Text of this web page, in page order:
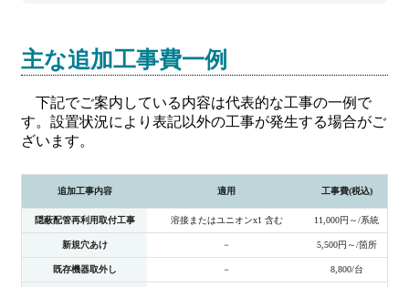
主な追加工事費一例
下記でご案内している内容は代表的な工事の一例で
す。設置状況により表記以外の工事が発生する場合がご
ざいます。
追加工事内容 適用 工事費(税込)
隠蔽配管再利用取付工事 溶接またはユニオンx1 含む 11,000円～/系統
新規穴あけ － 5,500円～/箇所
既存機器取外し － 8,800/台